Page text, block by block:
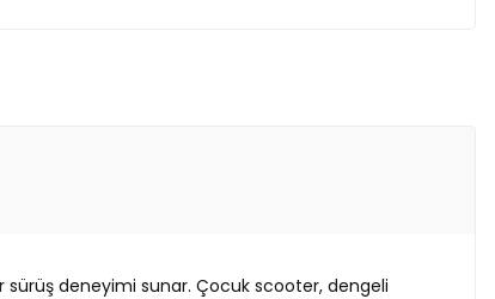
deneyimi sunar. Çocuk scooter, dengeli